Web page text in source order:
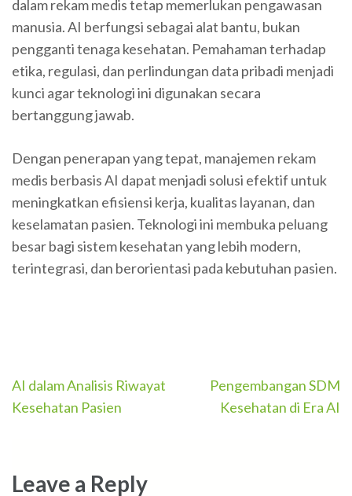
dalam rekam medis tetap memerlukan pengawasan
manusia. AI berfungsi sebagai alat bantu, bukan
pengganti tenaga kesehatan. Pemahaman terhadap
etika, regulasi, dan perlindungan data pribadi menjadi
kunci agar teknologi ini digunakan secara
bertanggung jawab.
Dengan penerapan yang tepat, manajemen rekam
medis berbasis AI dapat menjadi solusi efektif untuk
meningkatkan efisiensi kerja, kualitas layanan, dan
keselamatan pasien. Teknologi ini membuka peluang
besar bagi sistem kesehatan yang lebih modern,
terintegrasi, dan berorientasi pada kebutuhan pasien.
Post
navigation
AI dalam Analisis Riwayat
Kesehatan Pasien
Pengembangan SDM
Kesehatan di Era AI
Leave a Reply